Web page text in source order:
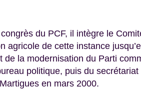
congrès du PCF, il intègre le
agricole de cette instance
de la modernisation du Parti
politique, puis du secrétariat
en mars 2000.